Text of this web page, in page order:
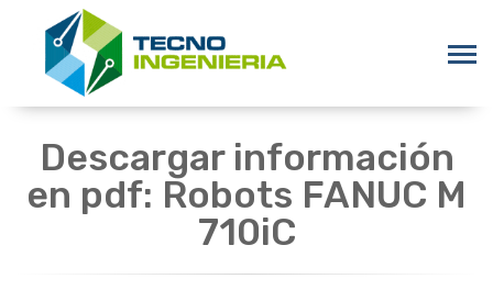
Descargar información
en pdf: Robots FANUC M
710iC